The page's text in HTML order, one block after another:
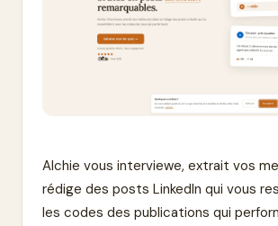
Alchie vous interviewe, extrait vos
rédige des posts LinkedIn qui vous
les codes des publications qui